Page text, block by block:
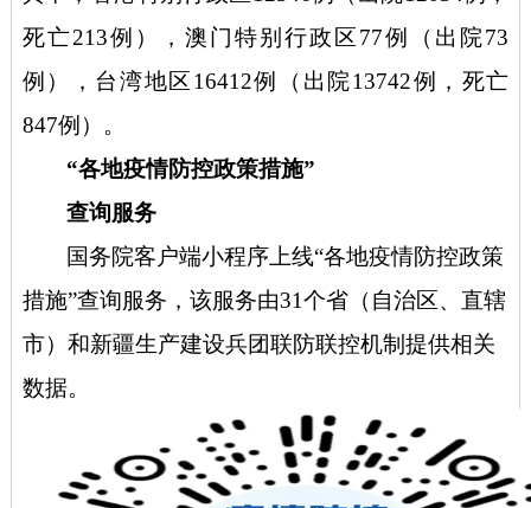
死亡213例），澳门特别行政区77例（出院73
例），台湾地区16412例（出院13742例，死亡
847例）。
“各地疫情防控政策措施”
查询服务
国务院客户端小程序上线“各地疫情防控政策
措施”查询服务，该服务由31个省（自治区、直辖
市）和新疆生产建设兵团联防联控机制提供相关
数据。